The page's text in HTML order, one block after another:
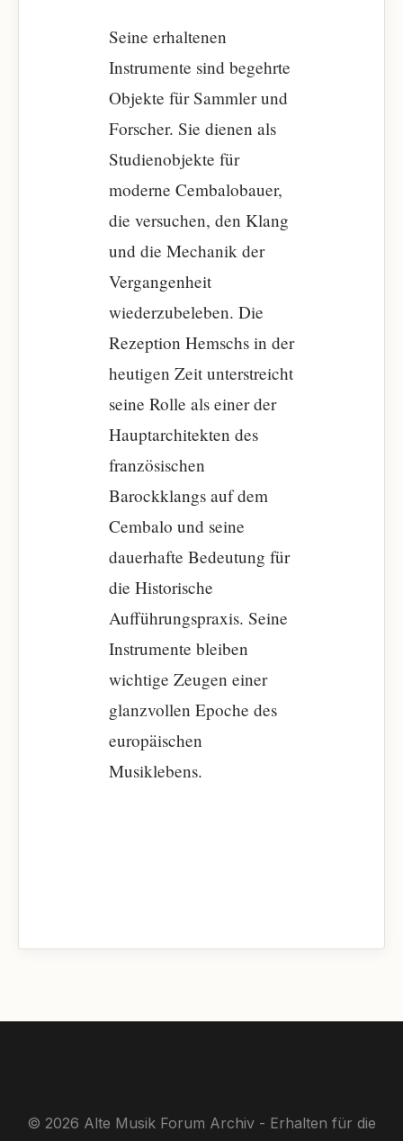
Seine erhaltenen
Instrumente sind begehrte
Objekte für Sammler und
Forscher. Sie dienen als
Studienobjekte für
moderne Cembalobauer,
die versuchen, den Klang
und die Mechanik der
Vergangenheit
wiederzubeleben. Die
Rezeption Hemschs in der
heutigen Zeit unterstreicht
seine Rolle als einer der
Hauptarchitekten des
französischen
Barockklangs auf dem
Cembalo und seine
dauerhafte Bedeutung für
die Historische
Aufführungspraxis. Seine
Instrumente bleiben
wichtige Zeugen einer
glanzvollen Epoche des
europäischen
Musiklebens.
© 2026 Alte Musik Forum Archiv - Erhalten für die